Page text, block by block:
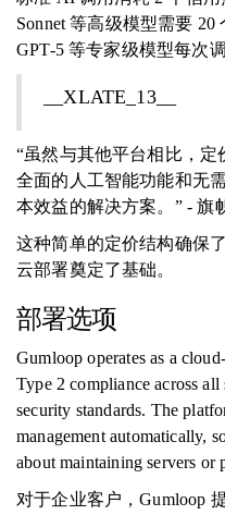
Sonnet 等高级模型需要 20
GPT-5 等专家级模型每次
__XLATE_13__
“虽然与其他平台相比，定
全面的人工智能功能和无
本效益的解决方案。” - 旗
这种简单的定价结构确保
云部署奠定了基础。
部署选项
Gumloop operates as a
Type 2 compliance across
security standards. The
management automatically,
about maintaining servers or
对于企业客户，Gumloop